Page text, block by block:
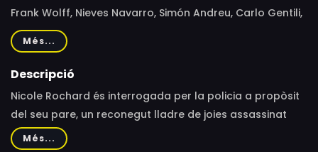
Frank Wolff, Nieves Navarro, Simón Andreu, Carlo Gentili,
George Rigaud, José Manuel Martín, Fabrizio Moresco,
Luciano Rossi, Claudie Lange, Osvaldo Genazzani, Manuel
Muñiz, Rachela Pamenti, Daniela Giordano, Corrado
Més...
Descripció
Nicole Rochard és interrogada per la policia a propòsit
del seu pare, un reconegut lladre de joies assassinat
recentment en un tren.
Més...